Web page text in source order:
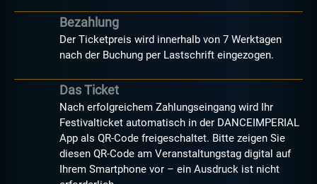
Bezahlung
Der Ticketpreis wird innerhalb von 7 Werktagen
nach der Buchung per Lastschrift eingezogen.
Das Ticket
Nach erfolgreichem Zahlungseingang wird Ihr
Festivalticket automatisch in der DANCEIMPERIAL
App als QR-Code freigeschaltet. Bitte zeigen Sie
diesen QR-Code am Veranstaltungstag digital auf
Ihrem Smartphone vor – ein Ausdruck ist nicht